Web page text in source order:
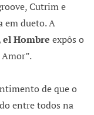
Cutrim e
em dueto. A
el Hombre expôs o
de que o
entre todos na